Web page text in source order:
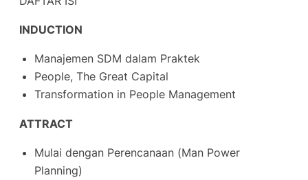
INDUCTION
Manajemen SDM dalam Praktek
People, The Great Capital
Transformation in People Management
ATTRACT
Mulai dengan Perencanaan (Man Power
Planning)